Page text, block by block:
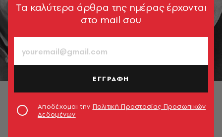
Tα καλύτερα άρθρα της ημέρας έρχονται
στο mail σου
ΕΓΓΡΑΦΗ
Αποδέχομαι την Πολιτική Προστασίας Προσωπικών
Δεδομένων